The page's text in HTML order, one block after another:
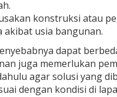
konstruksi atau
akibat usia bangunan.
dapat
juga memerlukan
agar solusi yang
dengan kondisi di